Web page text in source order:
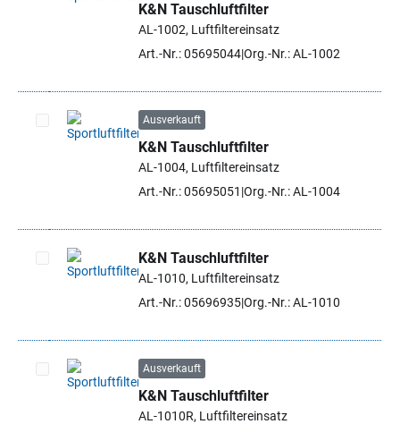
Artikel auswählen
K&N Tauschluftfilter
AL-1002, Luftfiltereinsatz
Art.-Nr.: 05695044Org.-Nr.: AL-1002
Artikel auswählen
Ausverkauft
K&N Tauschluftfilter
AL-1004, Luftfiltereinsatz
Art.-Nr.: 05695051 Org.-Nr.: AL-1004
Artikel auswählen
K&N Tauschluftfilter
AL-1010, Luftfiltereinsatz
Art.-Nr.: 05696935Org.-Nr.: AL-1010
Artikel auswählen
Ausverkauft
K&N Tauschluftfilter
AL-1010R, Luftfiltereinsatz